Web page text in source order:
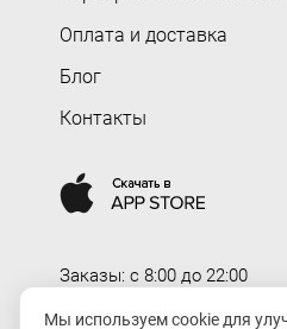
Оплата и доставка
Блог
Контакты
Заказы: c 8:00 до 22:00
Доставка: c 8:00 до 00:00
Мы используем cookie для